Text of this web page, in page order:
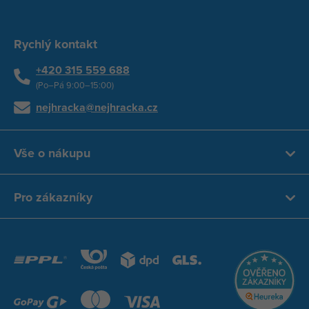
Rychlý kontakt
+420 315 559 688
(Po–Pá 9:00–15:00)
nejhracka@nejhracka.cz
Vše o nákupu
Pro zákazníky